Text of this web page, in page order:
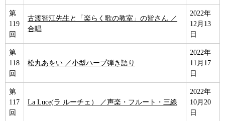
第
119
回
古渡智江先生と「楽らく歌の教室」の皆さん ／
合唱
2022年
12月13
日
第
118
回
松丸あをい ／小型ハープ弾き語り
2022年
11月17
日
第
117
回
La Luce(ラ ルーチェ） ／声楽・フルート・三線
2022年
10月20
日